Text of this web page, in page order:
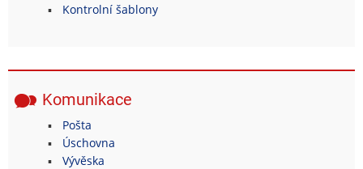
Kontrolní šablony
Komunikace
Pošta
Úschovna
Vývěska